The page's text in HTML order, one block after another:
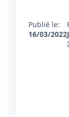
Publié le:
16/03/2022